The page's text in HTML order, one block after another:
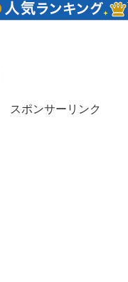
スポンサーリンク